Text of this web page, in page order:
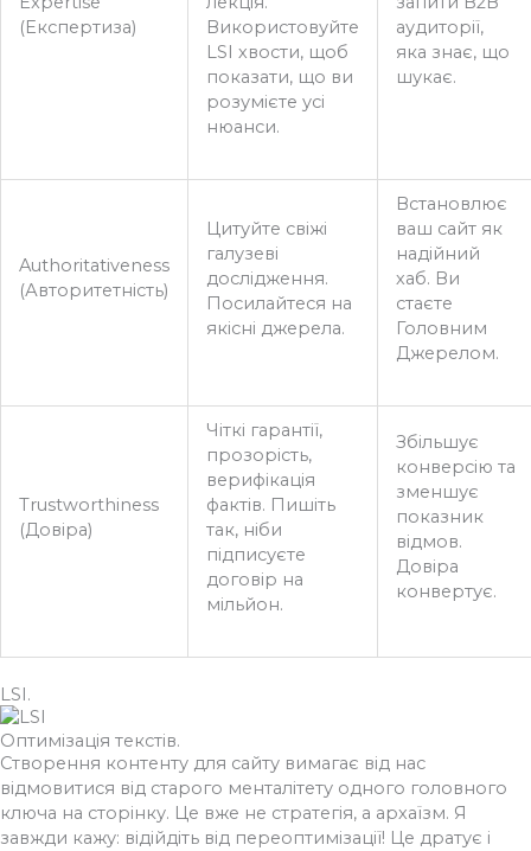
(Експертиза)
Використовуйте
LSI хвости, щоб
показати, що ви
розумієте усі
нюанси.
аудиторії,
яка знає, що
шукає.
Authoritativeness
(Авторитетність)
Цитуйте свіжі
галузеві
дослідження.
Посилайтеся на
якісні джерела.
Встановлює
ваш сайт як
надійний
хаб. Ви
стаєте
Головним
Джерелом.
Trustworthiness
(Довіра)
Чіткі гарантії,
прозорість,
верифікація
фактів. Пишіть
так, ніби
підписуєте
договір на
мільйон.
Збільшує
конверсію та
зменшує
показник
відмов.
Довіра
конвертує.
LSI.
Оптимізація текстів.
Створення контенту для сайту вимагає від нас
відмовитися від старого менталітету одного головного
ключа на сторінку. Це вже не стратегія, а архаїзм. Я
завжди кажу: відійдіть від переоптимізації! Це дратує і